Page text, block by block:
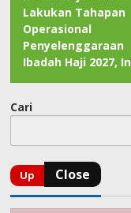
Lakukan Tahapan
Operasional
Penyelenggaraan
Ibadah Haji 2027,
Cari